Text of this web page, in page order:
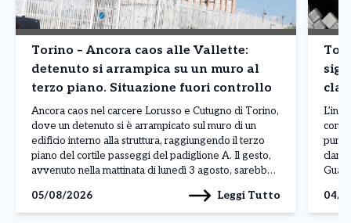
Torino – Ancora caos alle Vallette:
detenuto si arrampica su un muro al
terzo piano. Situazione fuori controllo
Ancora caos nel carcere Lorusso e Cutugno di Torino,
dove un detenuto si è arrampicato sul muro di un
edificio interno alla struttura, raggiungendo il terzo
piano del cortile passeggi del padiglione A. Il gesto,
avvenuto nella mattinata di lunedì 3 agosto, sarebbe
ancora stati […]
05/08/2026 Leggi Tutto 04/